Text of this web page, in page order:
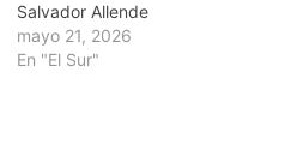
Salvador Allende
mayo 21, 2026
En "El Sur"